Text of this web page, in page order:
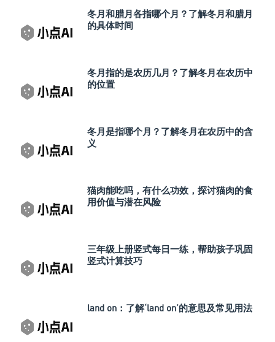
冬月和腊月各指哪个月？了解冬月和腊月
的具体时间
冬月指的是农历几月？了解冬月在农历中
的位置
冬月是指哪个月？了解冬月在农历中的含
义
猫肉能吃吗，有什么功效，探讨猫肉的食
用价值与潜在风险
三年级上册竖式每日一练，帮助孩子巩固
竖式计算技巧
land on：了解‘land on’的意思及常见用法